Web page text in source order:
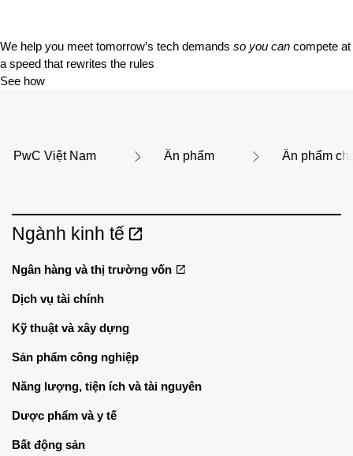
We help you meet tomorrow’s tech demands so you can compete at
a speed that rewrites the rules
See how
PwC Việt Nam Ấn phẩm Ấn phẩm
Ngành kinh tế
Ngân hàng và thị trường vốn
Dịch vụ tài chính
Kỹ thuật và xây dựng
Sản phẩm công nghiệp
Năng lượng, tiện ích và tài nguyên
Dược phẩm và y tế
Bất động sản